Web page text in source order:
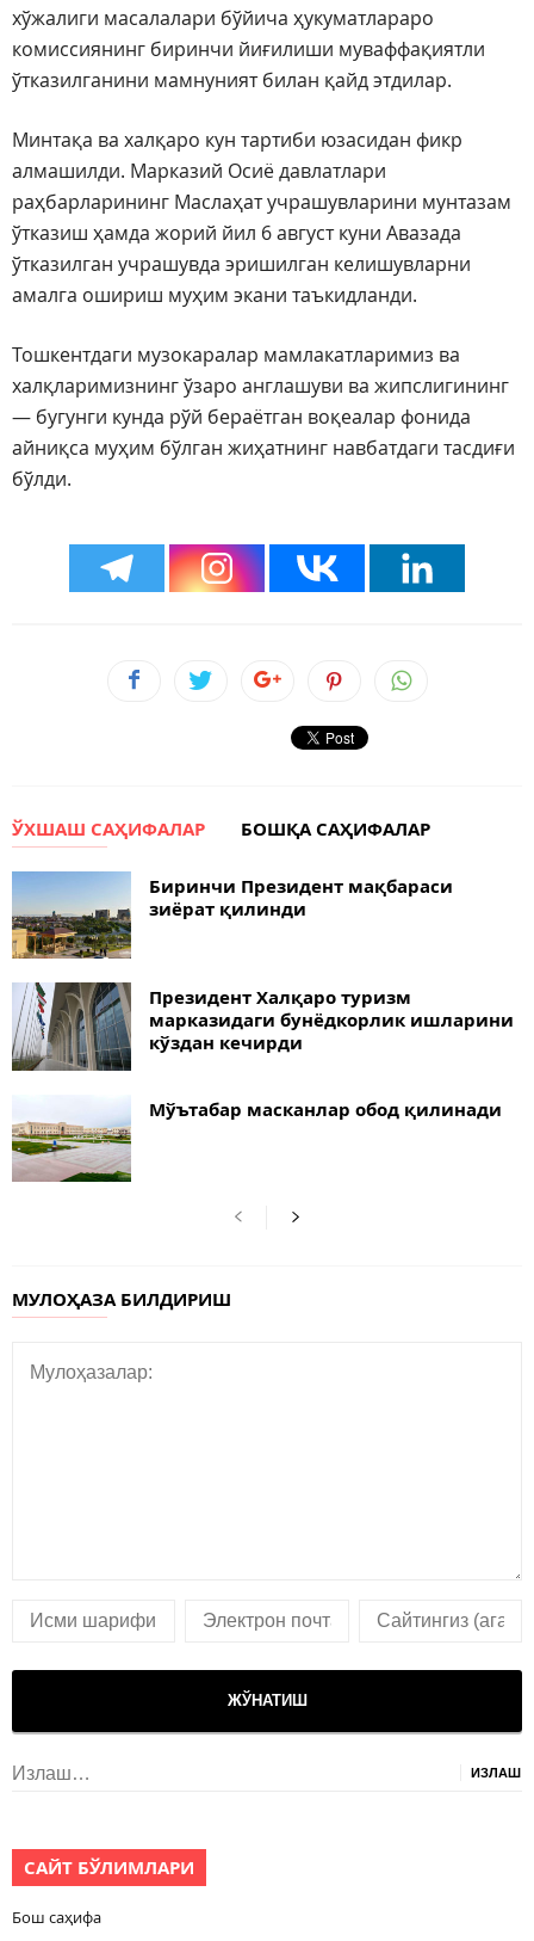
хўжалиги масалалари бўйича ҳукуматлараро
комиссиянинг биринчи йиғилиши муваффақиятли
ўтказилганини мамнуният билан қайд этдилар.
Минтақа ва халқаро кун тартиби юзасидан фикр
алмашилди. Марказий Осиё давлатлари
раҳбарларининг Маслаҳат учрашувларини мунтазам
ўтказиш ҳамда жорий йил 6 август куни Авазада
ўтказилган учрашувда эришилган келишувларни
амалга ошириш муҳим экани таъкидланди.
Тошкентдаги музокаралар мамлакатларимиз ва
халқларимизнинг ўзаро англашуви ва жипслигининг
— бугунги кунда рўй бераётган воқеалар фонида
айниқса муҳим бўлган жиҳатнинг навбатдаги тасдиғи
бўлди.
ЎХШАШ САҲИФАЛАР БОШҚА САҲИФАЛАР
Биринчи Президент мақбараси
зиёрат қилинди
Президент Халқаро туризм
марказидаги бунёдкорлик ишларини
кўздан кечирди
Мўътабар масканлар обод қилинади
МУЛОҲАЗА БИЛДИРИШ
Излаш:
САЙТ БЎЛИМЛАРИ
Бош саҳифа